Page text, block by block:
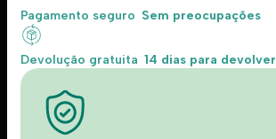
Pagamento seguro Sem preocupações
Devolução gratuita 14 dias para devolver